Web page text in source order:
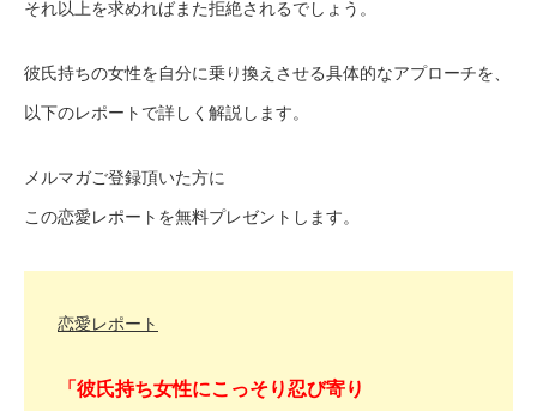
それ以上を求めればまた拒絶されるでしょう。
彼氏持ちの女性を自分に乗り換えさせる具体的なアプローチを、
以下のレポートで詳しく解説します。
メルマガご登録頂いた方に
この恋愛レポートを無料プレゼントします。
恋愛レポート
「彼氏持ち女性にこっそり忍び寄り